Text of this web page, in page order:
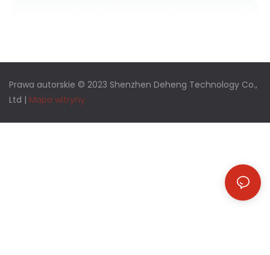
Prawa autorskie © 2023 Shenzhen Deheng Technology Co.,
Ltd | Mapa witryny